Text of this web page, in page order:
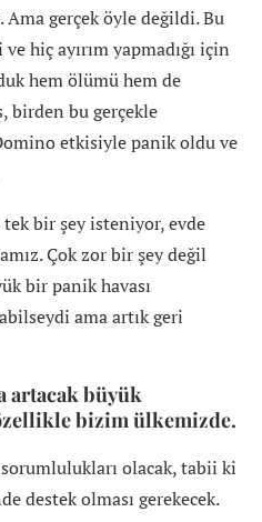
gerçek öyle değildi. Bu
hiç ayırım yapmadığı için
hem ölümü hem de
birden bu gerçekle
etkisiyle panik oldu ve
bir şey isteniyor, evde
Çok zor bir şey değil
bir panik havası
ama artık geri
artacak büyük
bizim ülkemizde.
olacak, tabii ki
destek olması gerekecek.